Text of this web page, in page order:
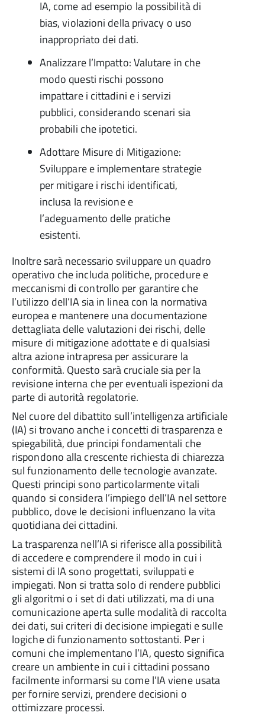
IA, come ad esempio la possibilità di
bias, violazioni della privacy o uso
inappropriato dei dati.
Analizzare l’Impatto: Valutare in che
modo questi rischi possono
impattare i cittadini e i servizi
pubblici, considerando scenari sia
probabili che ipotetici.
Adottare Misure di Mitigazione:
Sviluppare e implementare strategie
per mitigare i rischi identificati,
inclusa la revisione e
l’adeguamento delle pratiche
esistenti.
Inoltre sarà necessario sviluppare un quadro
operativo che includa politiche, procedure e
meccanismi di controllo per garantire che
l’utilizzo dell’IA sia in linea con la normativa
europea e mantenere una documentazione
dettagliata delle valutazioni dei rischi, delle
misure di mitigazione adottate e di qualsiasi
altra azione intrapresa per assicurare la
conformità. Questo sarà cruciale sia per la
revisione interna che per eventuali ispezioni da
parte di autorità regolatorie.
Nel cuore del dibattito sull’intelligenza artificiale
(IA) si trovano anche i concetti di trasparenza e
spiegabilità, due principi fondamentali che
rispondono alla crescente richiesta di chiarezza
sul funzionamento delle tecnologie avanzate.
Questi principi sono particolarmente vitali
quando si considera l’impiego dell’IA nel settore
pubblico, dove le decisioni influenzano la vita
quotidiana dei cittadini.
La trasparenza nell’IA si riferisce alla possibilità
di accedere e comprendere il modo in cui i
sistemi di IA sono progettati, sviluppati e
impiegati. Non si tratta solo di rendere pubblici
gli algoritmi o i set di dati utilizzati, ma di una
comunicazione aperta sulle modalità di raccolta
dei dati, sui criteri di decisione impiegati e sulle
logiche di funzionamento sottostanti. Per i
comuni che implementano l’IA, questo significa
creare un ambiente in cui i cittadini possano
facilmente informarsi su come l’IA viene usata
per fornire servizi, prendere decisioni o
ottimizzare processi.